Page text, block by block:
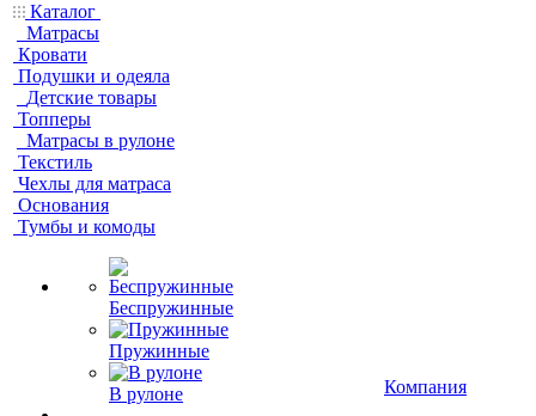
Каталог
Матрасы
Кровати
Подушки и одеяла
Детские товары
Топперы
Матрасы в рулоне
Текстиль
Чехлы для матраса
Основания
Тумбы и комоды
Беспружинные
Пружинные
В рулоне
Компания